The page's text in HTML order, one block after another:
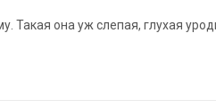
она уж слепая, глухая